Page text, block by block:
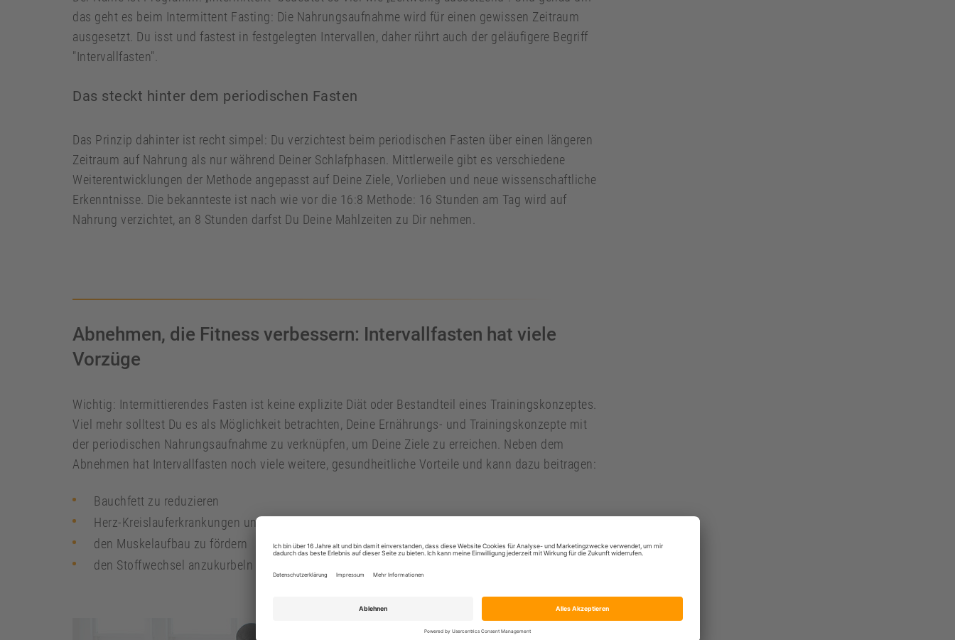
das geht es beim Intermittent Fasting: Die Nahrungsaufnahme wird für einen gewissen Zeitraum
ausgesetzt. Du isst und fastest in festgelegten Intervallen, daher rührt auch der geläufigere Begriff
"Intervallfasten".
Das steckt hinter dem periodischen Fasten
Das Prinzip dahinter ist recht simpel: Du verzichtest beim periodischen Fasten über einen längeren
Zeitraum auf Nahrung als nur während Deiner Schlafphasen. Mittlerweile gibt es verschiedene
Weiterentwicklungen der Methode angepasst auf Deine Ziele, Vorlieben und neue wissenschaftliche
Erkenntnisse. Die bekannteste ist nach wie vor die 16:8 Methode: 16 Stunden am Tag wird auf
Nahrung verzichtet, an 8 Stunden darfst Du Deine Mahlzeiten zu Dir nehmen.
Abnehmen, die Fitness verbessern: Intervallfasten hat viele
Vorzüge
Wichtig: Intermittierendes Fasten ist keine explizite Diät oder Bestandteil eines Trainingskonzeptes.
Viel mehr solltest Du es als Möglichkeit betrachten, Deine Ernährungs- und Trainingskonzepte mit
der periodischen Nahrungsaufnahme zu verknüpfen, um Deine Ziele zu erreichen. Neben dem
Abnehmen hat Intervallfasten noch viele weitere, gesundheitliche Vorteile und kann dazu beitragen:
Bauchfett zu reduzieren
Herz-Kreislauferkrankungen und Diabetes vorzubeugen
den Muskelaufbau zu fördern
den Stoffwechsel anzukurbeln